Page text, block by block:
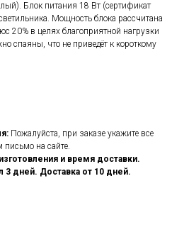
Блок питания 18 Вт (сертификат
Мощность блока рассчитана
20% в целях благоприятной нагрузки
спаяны, что не приведёт к короткому
Пожалуйста, при заказе укажите все
на сайте.
и время доставки.
3 дней. Доставка от 10 дней.